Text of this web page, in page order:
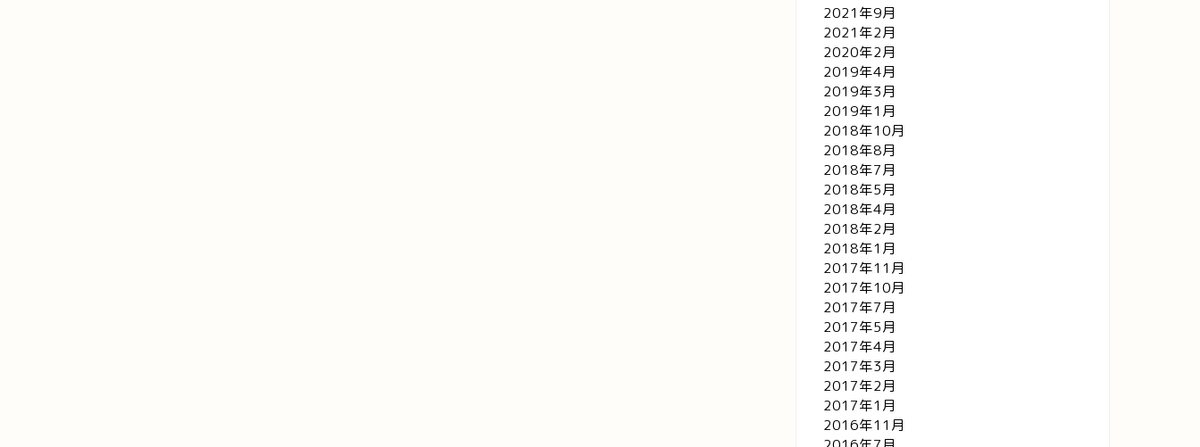
2021年9月
2021年2月
2020年2月
2019年4月
2019年3月
2019年1月
2018年10月
2018年8月
2018年7月
2018年5月
2018年4月
2018年2月
2018年1月
2017年11月
2017年10月
2017年7月
2017年5月
2017年4月
2017年3月
2017年2月
2017年1月
2016年11月